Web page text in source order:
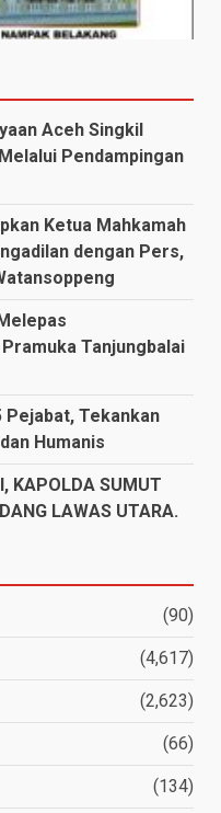
Aceh Singkil
Pendampingan
Ketua Mahkamah
dengan Pers,
Tanjungbalai
Pejabat, Tekankan
Humanis
KAPOLDA SUMUT
LAWAS UTARA.
(90)
(4,617)
(2,623)
(66)
(134)